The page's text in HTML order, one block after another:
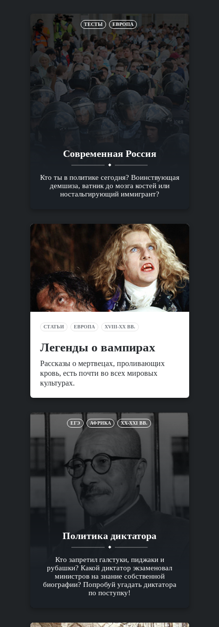
ТЕСТЫ ЕВРОПА
Современная Россия
Кто ты в политике сегодня? Воинствующая
демшиза, ватник до мозга костей или
ностальгирующий иммигрант?
СТАТЬИ ЕВРОПА XVIII-XX ВВ.
Легенды о вампирах
Рассказы о мертвецах, проливающих
кровь, есть почти во всех мировых
культурах.
ЕГЭ АФРИКА XX-XXI ВВ.
Политика диктатора
Кто запретил галстуки, пиджаки и
рубашки? Какой диктатор экзаменовал
министров на знание собственной
биографии? Попробуй угадать диктатора
по поступку!